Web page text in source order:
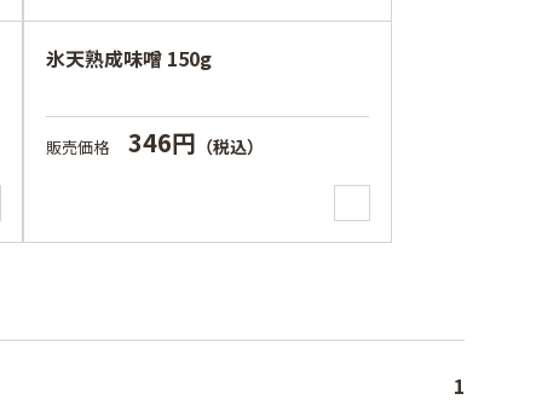
氷天熟成味噌 150g
販売価格 346円 （税込）
1